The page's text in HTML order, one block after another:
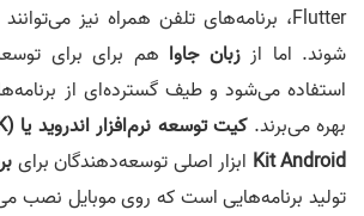
شوند. اما اززبان جاوا هم برای برای
استفاده می‌شود و طیف گسترده‌ای از
بهره می‌برند.
Kit Android ابزار اصلی توسعه‌دهندگان برای
تولید برنامه‌هایی است که روی موبایل نصب